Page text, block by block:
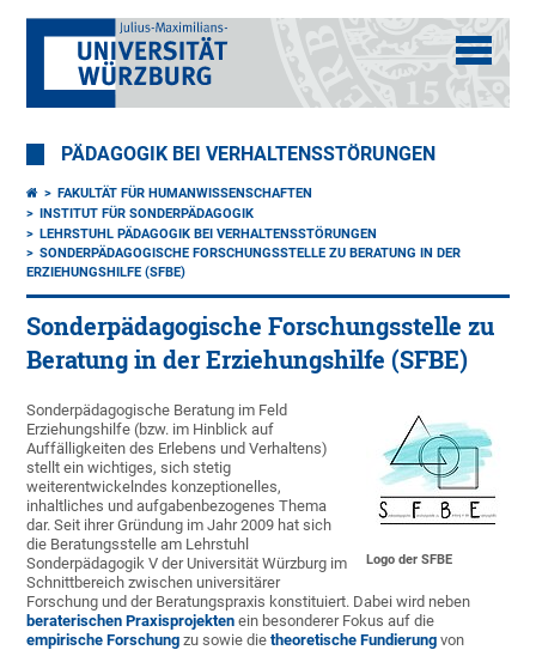
PÄDAGOGIK BEI VERHALTENSSTÖRUNGEN
FAKULTÄT FÜR HUMANWISSENSCHAFTEN
INSTITUT FÜR SONDERPÄDAGOGIK
LEHRSTUHL PÄDAGOGIK BEI VERHALTENSSTÖRUNGEN
SONDERPÄDAGOGISCHE FORSCHUNGSSTELLE ZU BERATUNG IN DER
ERZIEHUNGSHILFE (SFBE)
Sonderpädagogische Forschungsstelle zu
Beratung in der Erziehungshilfe (SFBE)
Logo der SFBE
Sonderpädagogische Beratung im Feld
Erziehungshilfe (bzw. im Hinblick auf
Auffälligkeiten des Erlebens und Verhaltens)
stellt ein wichtiges, sich stetig
weiterentwickelndes konzeptionelles,
inhaltliches und aufgabenbezogenes Thema
dar. Seit ihrer Gründung im Jahr 2009 hat sich
die Beratungsstelle am Lehrstuhl
Sonderpädagogik V der Universität Würzburg im
Schnittbereich zwischen universitärer
Forschung und der Beratungspraxis konstituiert. Dabei wird neben
beraterischen Praxisprojekten ein besonderer Fokus auf die
empirische Forschung zu sowie dietheoretische Fundierungvon